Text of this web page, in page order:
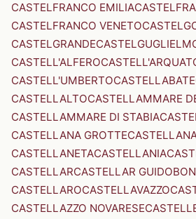
CASTELFRANCO EMILIA
CASTELFRANCO VENETO
CASTELGRANDE
CASTELL'ALFERO
CASTELL'UMBERTOCASTELLABATE
CASTELLALTOCASTELLAMMARE
CASTELLAMMARE DI STABIA
CASTELLANA GROTTE
CASTELLANETACASTELLANIA
CASTELLARCASTELLAR
CASTELLAROCASTELLAVAZZO
CASTELLAZZO NOVARESE